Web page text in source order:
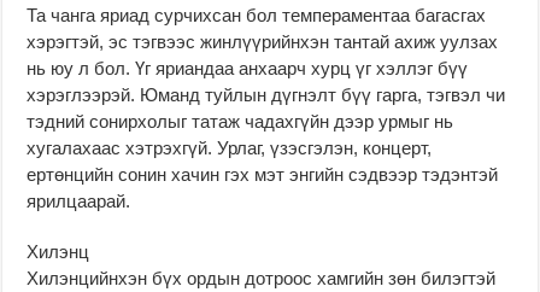
Та чанга яриад сурчихсан бол темпераментаа багасгах
хэрэгтэй, эс тэгвээс жинлүүрийнхэн тантай ахиж уулзах
нь юу л бол. Үг яриандаа анхаарч хурц үг хэллэг бүү
хэрэглээрэй. Юманд туйлын дүгнэлт бүү гарга, тэгвэл чи
тэдний сонирхолыг татаж чадахгүйн дээр урмыг нь
хугалахаас хэтрэхгүй. Урлаг, үзэсгэлэн, концерт,
ертөнцийн сонин хачин гэх мэт энгийн сэдвээр тэдэнтэй
ярилцаарай.
Хилэнц
Хилэнцийнхэн бүх ордын дотроос хамгийн зөн билэгтэй